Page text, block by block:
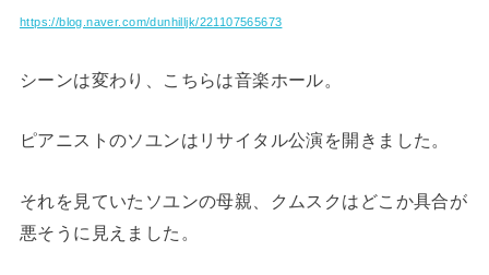
https://blog.naver.com/dunhilljk/221107565673
シーンは変わり、こちらは音楽ホール。
ピアニストのソユンはリサイタル公演を開きました。
それを見ていたソユンの母親、クムスクはどこか具合が
悪そうに見えました。